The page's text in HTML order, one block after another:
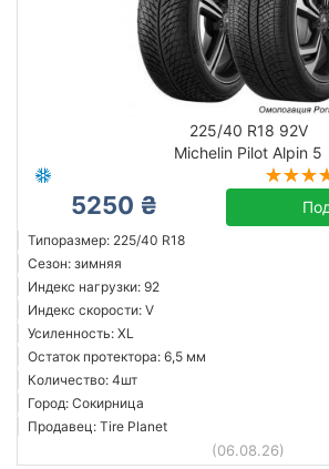
225/40 R18 92V
Michelin Pilot Alpin 5
5250 ₴
Типоразмер: 225/40 R18
Сезон: зимняя
Индекс нагрузки: 92
Индекс скорости: V
Усиленность: XL
Остаток протектора: 6,5 мм
Количество: 4шт
Город: Сокирница
Продавец: Tire Planet
(06.08.26)